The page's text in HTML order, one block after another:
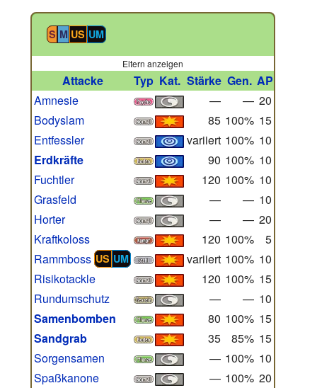
S M US UM
Eltern anzeigen
Attacke Typ Kat. Stärke Gen. AP
Amnesie
— — 20
Bodyslam
85 100% 15
Entfessler
variiert 100% 10
Erdkräfte
90 100% 10
Fuchtler
120 100% 10
Grasfeld
— — 10
Horter
— — 20
Kraftkoloss
120 100%
5
Rammboss US UM variiert 100% 10
Risikotackle
120 100% 15
Rundumschutz
— — 10
Samenbomben
80 100% 15
Sandgrab
35 85% 15
Sorgensamen
— 100% 10
Spaßkanone
— 100% 20